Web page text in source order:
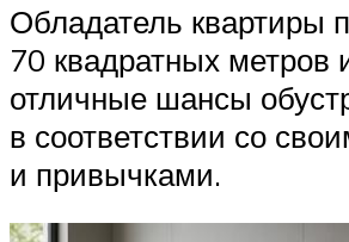
Обладатель квартиры
70 квадратных метров
отличные шансы
в соответствии со
и привычками.